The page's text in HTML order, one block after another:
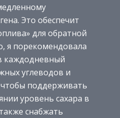
Это обеспечит
для обратной
я порекомендовала
каждодневный
углеводов и
поддерживать
уровень сахара в
снабжать